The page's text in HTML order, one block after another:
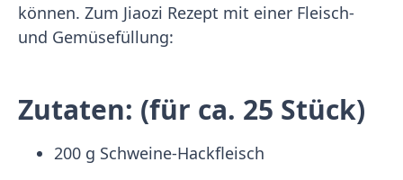
können. Zum Jiaozi Rezept mit einer Fleisch-
und Gemüsefüllung:
Zutaten: (für ca. 25 Stück)
200 g Schweine-Hackfleisch